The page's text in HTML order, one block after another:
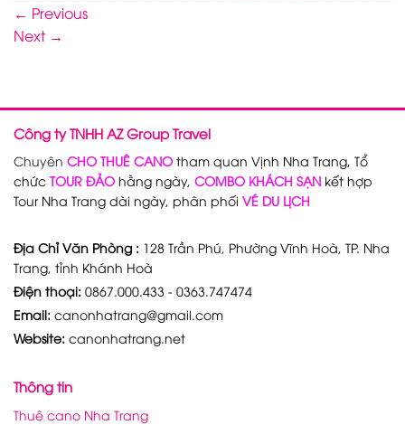
← Previous
Next →
Công ty TNHH AZ Group Travel
Chuyên CHO THUÊ CANO tham quan Vịnh Nha Trang, Tổ
chức TOUR ĐẢO hằng ngày, COMBO KHÁCH SẠN kết hợp
Tour Nha Trang dài ngày, phân phối VÉ DU LỊCH
Địa Chỉ Văn Phòng : 128 Trần Phú, Phường Vĩnh Hoà, TP. Nha
Trang, tỉnh Khánh Hoà
Điện thoại: 0867.000.433 - 0363.747474
Email: canonhatrang@gmail.com
Website: canonhatrang.net
Thông tin
Thuê cano Nha Trang